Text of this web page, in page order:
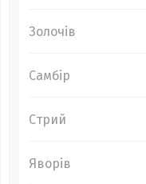
Золочів
Самбір
Стрий
Яворів